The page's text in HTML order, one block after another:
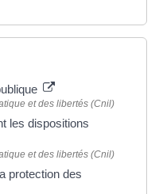
et des libertés (Cnil)
les dispositions
et des libertés (Cnil)
protection des